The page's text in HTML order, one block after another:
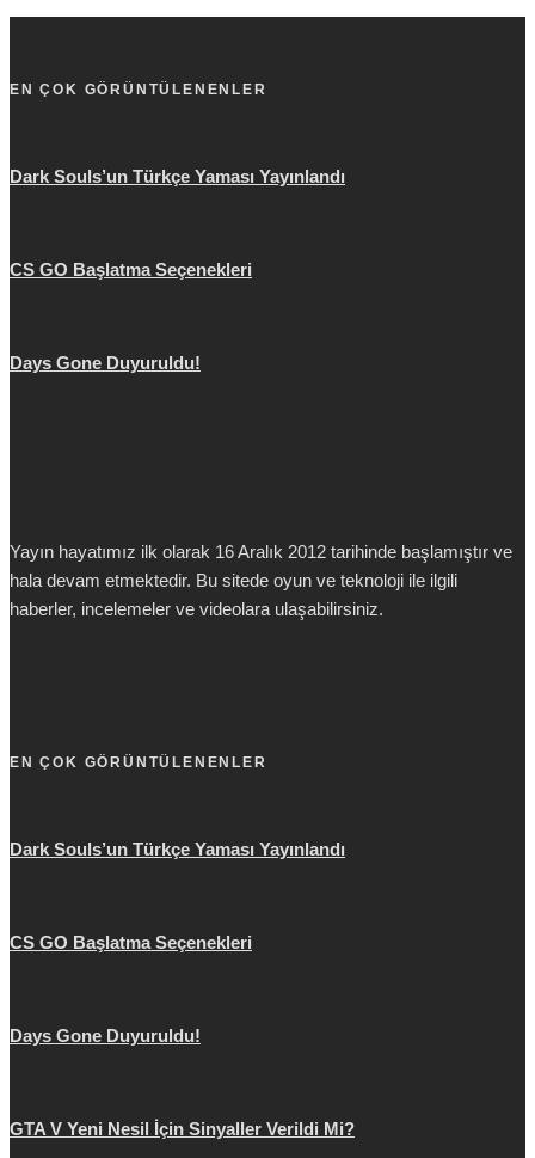
EN ÇOK GÖRÜNTÜLENENLER
Dark Souls’un Türkçe Yaması Yayınlandı
CS GO Başlatma Seçenekleri
Days Gone Duyuruldu!
Yayın hayatımız ilk olarak 16 Aralık 2012 tarihinde başlamıştır ve
hala devam etmektedir. Bu sitede oyun ve teknoloji ile ilgili
haberler, incelemeler ve videolara ulaşabilirsiniz.
EN ÇOK GÖRÜNTÜLENENLER
Dark Souls’un Türkçe Yaması Yayınlandı
CS GO Başlatma Seçenekleri
Days Gone Duyuruldu!
GTA V Yeni Nesil İçin Sinyaller Verildi Mi?